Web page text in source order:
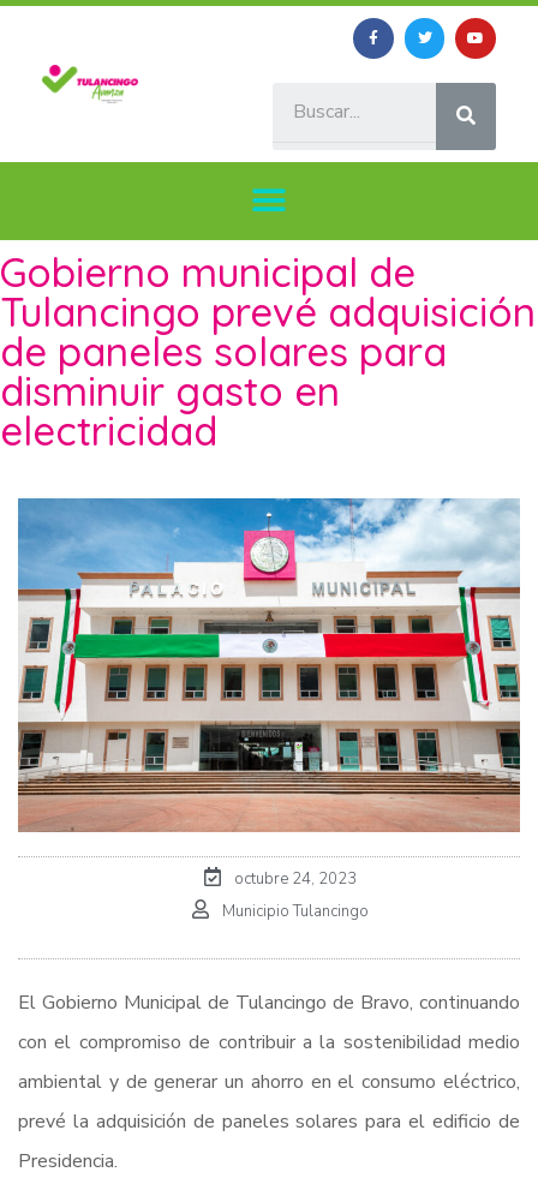
Gobierno municipal de
Tulancingo prevé adquisición
de paneles solares para
disminuir gasto en
electricidad
octubre 24, 2023
Municipio Tulancingo
El Gobierno Municipal de Tulancingo de Bravo, continuando
con el compromiso de contribuir a la sostenibilidad medio
ambiental y de generar un ahorro en el consumo eléctrico,
prevé la adquisición de paneles solares para el edificio de
Presidencia.